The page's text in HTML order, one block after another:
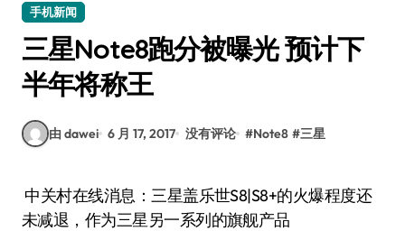
手机新闻
三星Note8跑分被曝光 预计下
半年将称王
由 dawei 6 月 17, 2017 没有评论 #Note8 #三星
中关村在线消息：三星盖乐世S8|S8+的火爆程度还
未减退，作为三星另一系列的旗舰产品